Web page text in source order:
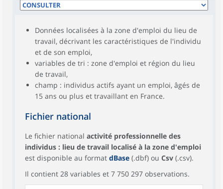
Données localisées à la zone d'emploi du lieu de
travail, décrivant les caractéristiques de l'individu
et de son emploi,
variables de tri : zone d'emploi et région du lieu
de travail,
champ : individus actifs ayant un emploi, âgés de
15 ans ou plus et travaillant en France.
Fichier national
Le fichier national activité professionnelle des
individus : lieu de travail localisé à la zone d'emploi
est disponible au format dBase (.dbf) ou Csv (.csv).
Il contient 28 variables et 7 750 297 observations.